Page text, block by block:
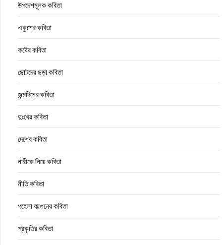
উপদেশমূলক কবিতা
একুশের কবিতা
কষ্টের কবিতা
ছোটদের ছড়া কবিতা
জন্মদিনের কবিতা
দুঃখের কবিতা
দেশের কবিতা
নারীকে নিয়ে কবিতা
নীতি কবিতা
পহেলা ফাল্গুনের কবিতা
প্রকৃতির কবিতা